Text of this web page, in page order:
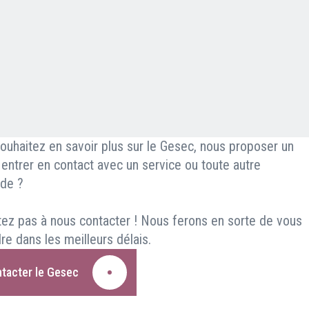
en savoir plus sur le Gesec, nous proposer un
en contact avec un service ou toute autre
?
pas à nous contacter ! Nous ferons en sorte de vous
dans les meilleurs délais.
le Gesec